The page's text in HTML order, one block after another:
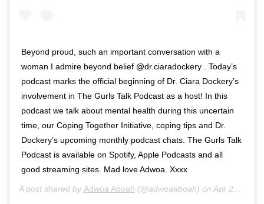
Beyond proud, such an important conversation with a
woman I admire beyond belief @dr.ciaradockery . Today’s
podcast marks the official beginning of Dr. Ciara Dockery’s
involvement in The Gurls Talk Podcast as a host! In this
podcast we talk about mental health during this uncertain
time, our Coping Together Initiative, coping tips and Dr.
Dockery’s upcoming monthly podcast chats. The Gurls Talk
Podcast is available on Spotify, Apple Podcasts and all
good streaming sites. Mad love Adwoa. Xxxx
A post shared by Adwoa Aboah (@adwoaaboah) on Apr 23, 2020 at 8:55am PDT